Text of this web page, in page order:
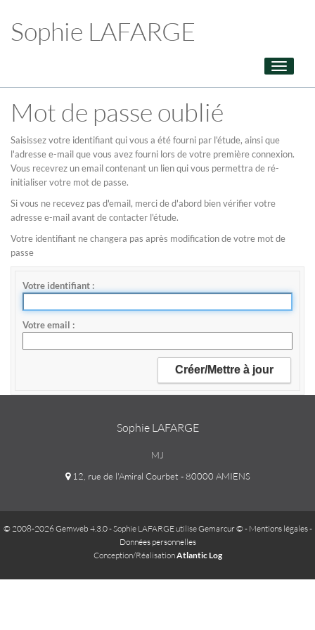
Sophie LAFARGE
Toggle
Mot de passe oublié
Saisissez votre identifiant qui vous a été fourni par l'étude, ainsi que
l'adresse e-mail que vous avez fourni lors de votre première connexion.
Vous recevrez un email contenant un lien qui vous permettra de ré-
initialiser votre mot de passe.
Si vous ne recevez pas d'email, merci de d'abord bien vérifier votre
adresse e-mail avant de contacter l'étude.
Votre identifiant ne changera pas après modification de votre mot de
passe
Votre identifiant
Votre email
Sophie LAFARGE
MJ
12, rue de l'Amiral Courbet - 80000 AMIENS
© 2008-2026 Gemweb 4.3.0- Sophie LAFARGE utiliseGemarcur © - Mentions légales-
Données personnelles
Conception/RéalisationAtlantic Log